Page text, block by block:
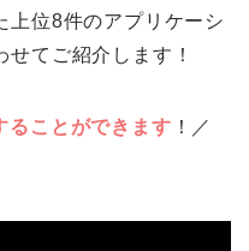
上位8件のアプリケーシ
せてご紹介します！
ることができます ！／